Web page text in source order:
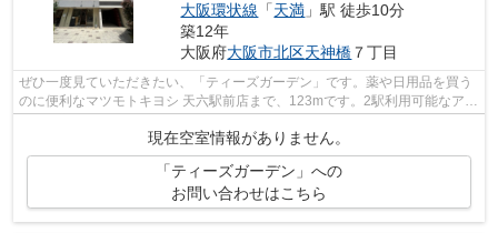
大阪環状線 「天満 」駅 徒歩10分
築12年
大阪府大阪市北区天神橋 ７丁目
ぜひ一度見ていただきたい、「ティーズガーデン」です。薬や日用品を買う
のに便利なマツモトキヨシ 天六駅前店まで、123mです。2駅利用可能なアク
現在空室情報がありません。
「ティーズガーデン」への
お問い合わせはこちら